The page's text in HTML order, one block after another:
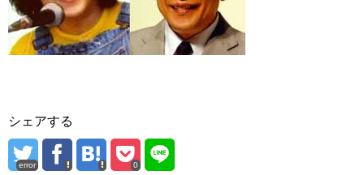
シェアする
error 0